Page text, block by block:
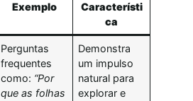
Exemplo
Característi
ca
Perguntas
frequentes
como: “Por
que as folhas
Demonstra
um impulso
natural para
explorar e